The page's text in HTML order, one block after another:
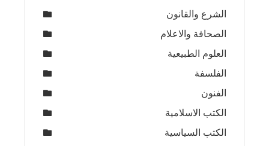
الشرع والقانون
الصحافة والاعلام
العلوم الطبيعية
الفلسفة
الفنون
الكتب الاسلامية
الكتب السياسية